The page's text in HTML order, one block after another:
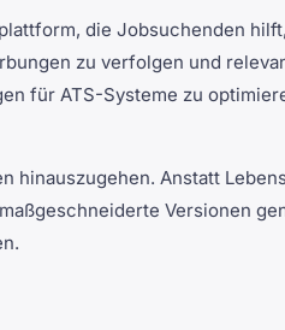
die Jobsuchenden
zu verfolgen und
für ATS-Systeme zu
hinauszugehen. Anstatt
Versionen